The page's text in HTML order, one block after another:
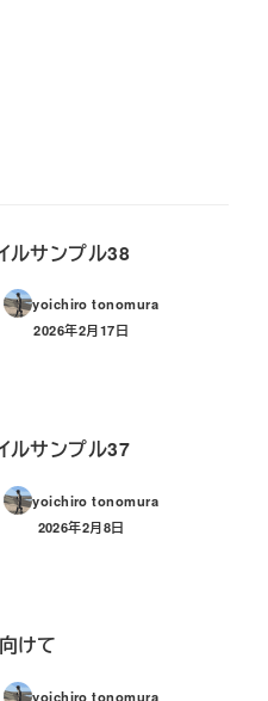
ルサンプル38
yoichiro tonomura
投稿日
2026年2月17日
ルサンプル37
yoichiro tonomura
投稿日
2026年2月8日
けて
yoichiro tonomura